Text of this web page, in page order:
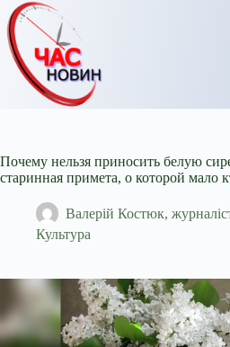
Перейти
до
вмісту
Почему нельзя приносить белую
старинная примета, о которой мало
Валерій Костюк,
Культура